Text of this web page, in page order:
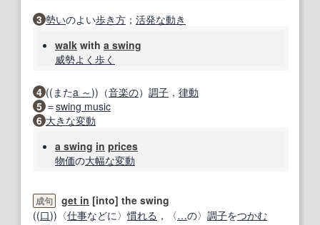
3 勢いのよい歩き方 ； 活発な動き
walk with a swing
威勢よく 歩く
4 ((またa ～))（音楽の） 調子 ， 律動
5 ＝swing music
6 大きな変動
a swing in prices
物価の大幅な変動
成句 get in [into] the swing
((口))〈仕事などに〉慣れる ，〈…の〉 調子をつかむ